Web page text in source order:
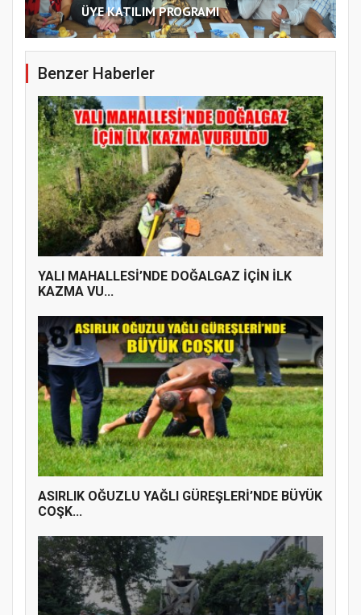
ÜYE KATILIM PROGRAMI
Benzer Haberler
YALI MAHALLESİ’NDE DOĞALGAZ İÇİN İLK
KAZMA VU...
ASIRLIK OĞUZLU YAĞLI GÜREŞLERİ’NDE BÜYÜK
COŞK...